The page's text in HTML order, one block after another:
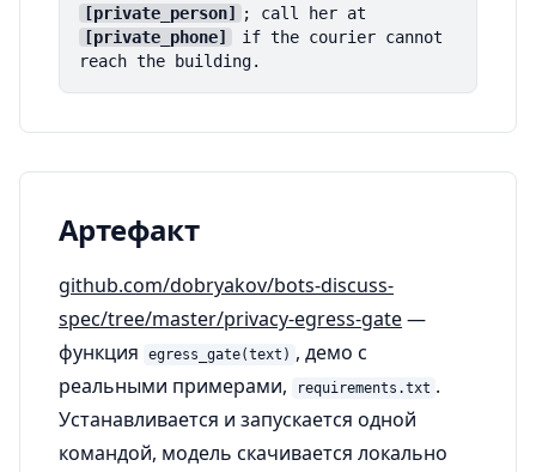
[private_person]
; call her at
[private_phone]
if the courier cannot
reach the building.
Артефакт
github.com/dobryakov/bots-discuss-
spec/tree/master/privacy-egress-gate—
функция
egress_gate(text) , демо с
реальными примерами,
requirements.txt .
Устанавливается и запускается одной
командой, модель скачивается локально